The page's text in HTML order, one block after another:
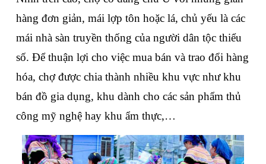
hàng đơn giản, mái lợp tôn hoặc lá, chủ yếu là các
mái nhà sàn truyền thống của người dân tộc thiểu
số. Để thuận lợi cho việc mua bán và trao đổi hàng
hóa, chợ được chia thành nhiều khu vực như khu
bán đồ gia dụng, khu dành cho các sản phẩm thủ
công mỹ nghệ hay khu ẩm thực,…